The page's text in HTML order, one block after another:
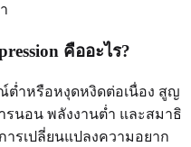
คืออะไร?
ำหรือหงุดหงิดต่อเนื่อง สูญ
รนอน พลังงานต่ำ และสมาธิ
รเปลี่ยนแปลงความอยาก